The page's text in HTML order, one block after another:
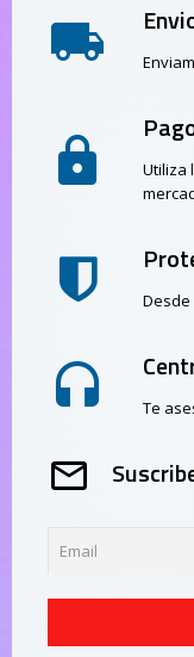
Utiliza
Desde
Te